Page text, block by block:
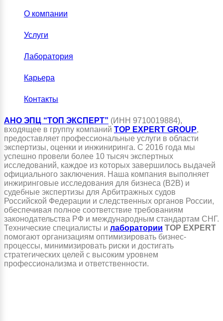
О компании
Услуги
Лаборатория
Карьера
Контакты
АНО ЭПЦ “ТОП ЭКСПЕРТ” (ИНН 9710019884),
входящее в группу компаний TOP EXPERT GROUP,
предоставляет профессиональные услуги в области
экспертизы, оценки и инжиниринга. С 2016 года мы
успешно провели более 10 тысяч экспертных
исследований, каждое из которых завершилось выдачей
официального заключения. Наша компания выполняет
инжиринговые исследования для бизнеса (B2B) и
судебные экспертизы для Арбитражных судов
Российской Федерации и следственных органов России,
обеспечивая полное соответствие требованиям
законодательства РФ и международным стандартам СНГ.
Технические специалисты и лаборатории TOP EXPERT
помогают организациям оптимизировать бизнес-
процессы, минимизировать риски и достигать
стратегических целей с высоким уровнем
профессионализма и ответственности.